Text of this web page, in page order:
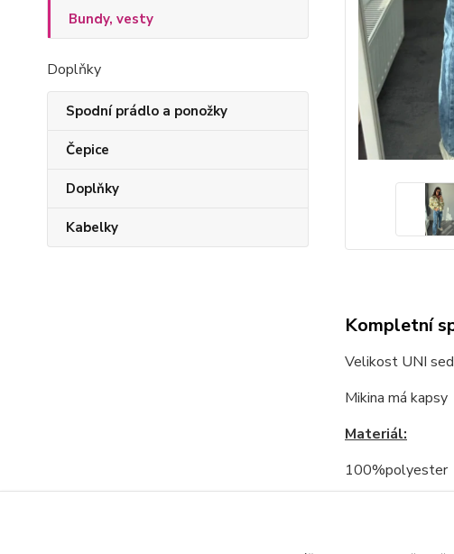
Bundy, vesty
Doplňky
Spodní prádlo a ponožky
Čepice
Doplňky
Kabelky
Kompletní
Velikost UNI
Mikina má kapsy
Materiál:
100%polyester